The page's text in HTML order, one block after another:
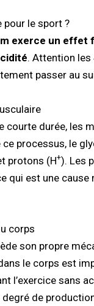
pour le sport ?
exerce un
. Attention les
passer au
courte durée, les
ce processus, le
protons (H+). Les
qui est une
corps
son propre
le corps est
l’exercice sans
de